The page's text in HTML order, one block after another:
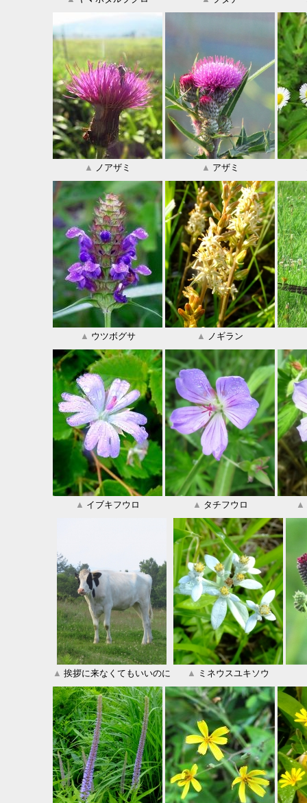
▲ ノアザミ ▲ アザミ
▲ ウツボグサ ▲ ノギラン
▲ イブキフウロ ▲ タチフウロ ▲
▲ 挨拶に来なくてもいいのに ▲ ミネウスユキソウ